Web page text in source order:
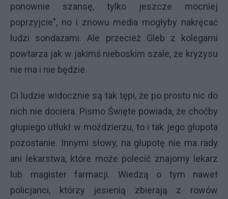
ponownie szansę, tylko jeszcze mocniej
poprzyjcie", no i znowu media mogłyby nakręcać
ludzi sondażami. Ale przecież Gleb z kolegami
powtarza jak w jakimś nieboskim szale, że kryzysu
nie ma i nie będzie.
Ci ludzie widocznie są tak tępi, że po prostu nic do
nich nie dociera. Pismo Święte powiada, że choćby
głupiego utłukł w moździerzu, to i tak jego głupota
pozostanie. Innymi słowy, na głupotę nie ma rady
ani lekarstwa, które może polecić znajomy lekarz
lub magister farmacji. Wiedzą o tym nawet
policjanci, którzy jesienią zbierają z rowów